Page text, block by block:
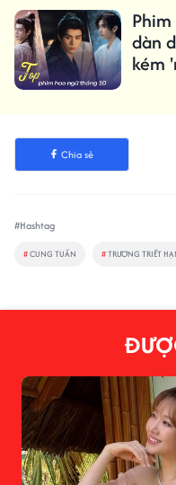
dàn
kém
Chia sẻ
#Hashtag
#CUNG TUẤN #TRƯƠNG TRIẾT